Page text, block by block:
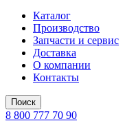
Каталог
Производство
Запчасти и сервис
Доставка
О компании
Контакты
Поиск
8 800 777 70 90